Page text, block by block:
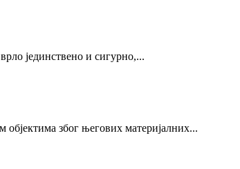
врло јединствено и сигурно,...
објектима због његових материјалних...